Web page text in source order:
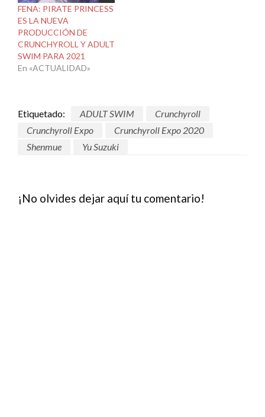
FENA: PIRATE PRINCESS
ES LA NUEVA
PRODUCCIÓN DE
CRUNCHYROLL Y ADULT
SWIM PARA 2021
En «ACTUALIDAD»
Etiquetado: ADULT SWIM
Crunchyroll
Crunchyroll Expo
Crunchyroll Expo 2020
Shenmue
Yu Suzuki
¡No olvides dejar aquí tu comentario!